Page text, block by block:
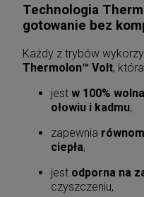
Technologia
gotowanie bez
Każdy z trybów
Thermolon™ Volt,
jest w 100%
ołowiu i kadmu,
zapewnia
ciepła,
jest odporna na
czyszczeniu,